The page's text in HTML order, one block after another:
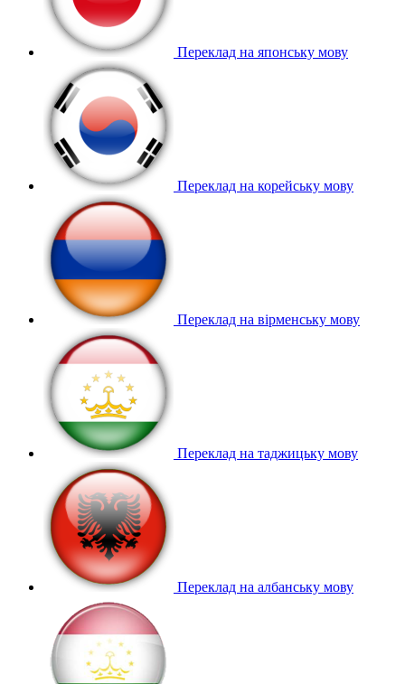
Переклад на японську мову
Переклад на корейську мову
Переклад на вірменську мову
Переклад на таджицьку мову
Переклад на албанську мову